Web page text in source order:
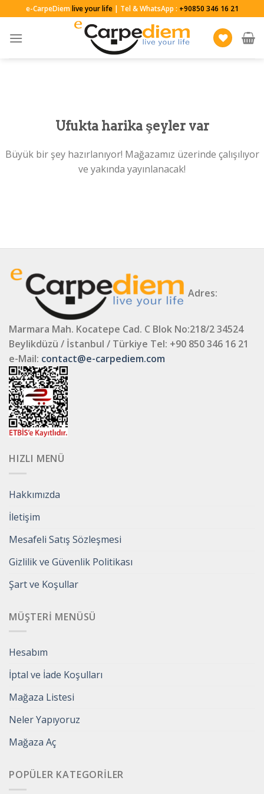
to
content
e-CarpeDiemlive your life| Tel & WhatsApp : +90850 346 16 21
Ufukta harika şeyler var
Büyük bir şey hazırlanıyor! Mağazamız üzerinde çalışılıyor
ve yakında yayınlanacak!
Adres:
Marmara Mah. Kocatepe Cad. C Blok No:218/2 34524
Beylikdüzü / İstanbul / Türkiye Tel: +90 850 346 16 21
e-Mail: contact@e-carpediem.com
HIZLI MENÜ
Hakkımızda
İletişim
Mesafeli Satış Sözleşmesi
Gizlilik ve Güvenlik Politikası
Şart ve Koşullar
MÜŞTERI MENÜSÜ
Hesabım
İptal ve İade Koşulları
Mağaza Listesi
Neler Yapıyoruz
Mağaza Aç
POPÜLER KATEGORILER